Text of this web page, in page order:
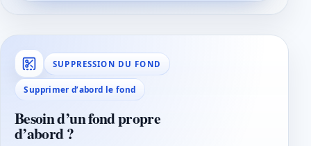
SUPPRESSION DU FOND
Supprimer d’abord le fond
Besoin d’un fond propre
d’abord ?